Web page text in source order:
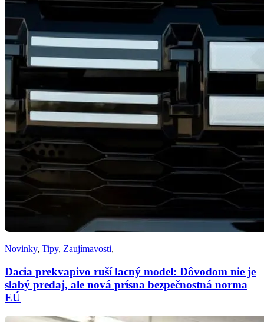
Novinky, Tipy, Zaujímavosti,
Dacia prekvapivo ruší lacný model: Dôvodom nie je
slabý predaj, ale nová prísna bezpečnostná norma
EÚ